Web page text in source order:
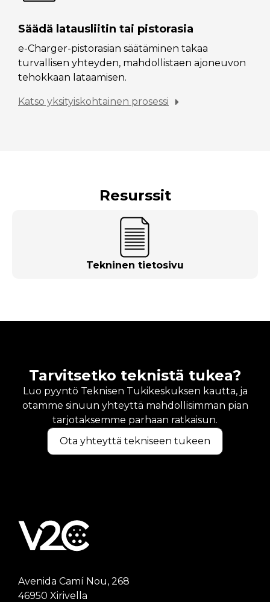
Säädä latausliitin tai pistorasia
e-Charger-pistorasian säätäminen takaa
turvallisen yhteyden, mahdollistaen ajoneuvon
tehokkaan lataamisen.
Katso yksityiskohtainen prosessi
Resurssit
Tekninen tietosivu
Tarvitsetko teknistä tukea?
Luo pyyntö Teknisen Tukikeskuksen kautta, ja
otamme sinuun yhteyttä mahdollisimman pian
tarjotaksemme parhaan ratkaisun.
Ota yhteyttä tekniseen tukeen
Avenida Camí Nou, 268
46950 Xirivella